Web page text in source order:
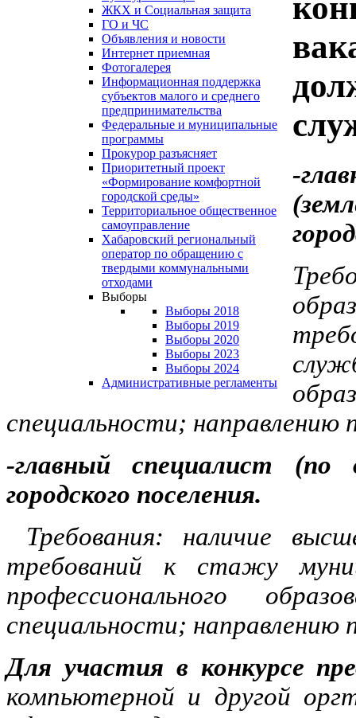
ЖКХ и Социальная защита
ГО и ЧС
Объявления и новости
Интернет приемная
Фотогалерея
Информационная поддержка
субъектов малого и среднего
предпринимательства
Федеральные и муниципальные
программы
Прокурор разъясняет
Приоритетный проект
«Формирование комфортной
городской среды»
Территориальное общественное
самоуправление
Хабаровский региональный
оператор по обращению с
твердыми коммунальными
отходами
Выборы
Выборы 2018
Выборы 2019
Выборы 2020
Выборы 2023
Выборы 2024
Административные регламенты
-
специальности; направлению
-главный специалист (по
городского поселения.
Требования: наличие
требований к стажу
профессионального
специальности; направлению
Для участия в конкурсе
компьютерной и другой